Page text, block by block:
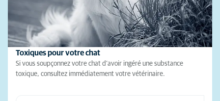
Toxiques pour votre chat
Si vous soupçonnez votre chat d’avoir ingéré une substance
toxique, consultez immédiatement votre vétérinaire.